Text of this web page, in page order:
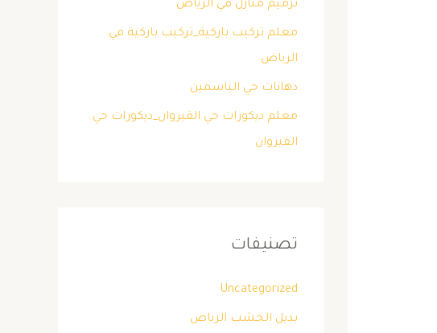
ترميم منازل في الرياض
معلم تركيب باركية_تركيب باركية في
الرياض
دهانات حي الياسمين
معلم ديكورات حي القيروان_ديكورات حي
القيروان
تصنيفات
Uncategorized
بديل الخشب الرياض